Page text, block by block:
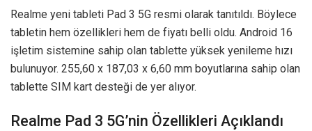
Realme yeni tableti Pad 3 5G resmi olarak tanıtıldı. Böylece
tabletin hem özellikleri hem de fiyatı belli oldu. Android 16
işletim sistemine sahip olan tablette yüksek yenileme hızı
bulunuyor. 255,60 x 187,03 x 6,60 mm boyutlarına sahip olan
tablette SIM kart desteği de yer alıyor.
Realme Pad 3 5G’nin Özellikleri Açıklandı